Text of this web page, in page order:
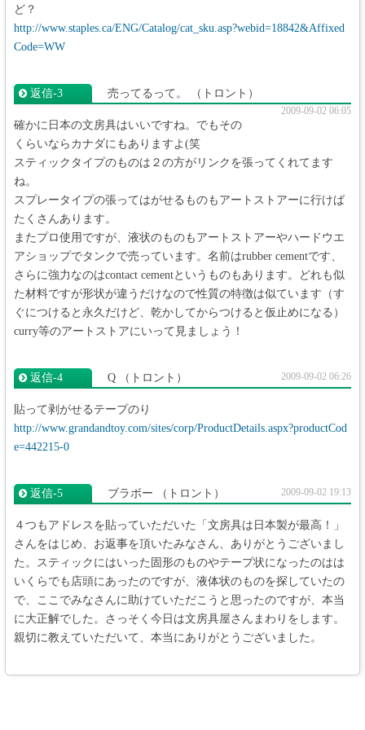
ど？
http://www.staples.ca/ENG/Catalog/cat_sku.asp?webid=18842&Affixed
Code=WW
返信‐3 売ってるって。 （トロント）
2009-09-02 06:05
確かに日本の文房具はいいですね。でもその
くらいならカナダにもありますよ(笑
スティックタイプのものは２の方がリンクを張ってくれてます
ね。
スプレータイプの張ってはがせるものもアートストアーに行けば
たくさんあります。
またプロ使用ですが、液状のものもアートストアーやハードウエ
アショップでタンクで売っています。名前はrubber cementです、
さらに強力なのはcontact cementというものもあります。どれも似
た材料ですが形状が違うだけなので性質の特徴は似ています（す
ぐにつけると永久だけど、乾かしてからつけると仮止めになる）
curry等のアートストアにいって見ましょう！
返信‐4 Q （トロント） 2009-09-02 06:26
貼って剥がせるテープのり
http://www.grandandtoy.com/sites/corp/ProductDetails.aspx?productCod
e=442215-0
返信‐5 ブラボー （トロント） 2009-09-02 19:13
４つもアドレスを貼っていただいた「文房具は日本製が最高！」
さんをはじめ、お返事を頂いたみなさん、ありがとうございまし
た。スティックにはいった固形のものやテープ状になったのはは
いくらでも店頭にあったのですが、液体状のものを探していたの
で、ここでみなさんに助けていただこうと思ったのですが、本当
に大正解でした。さっそく今日は文房具屋さんまわりをします。
親切に教えていただいて、本当にありがとうございました。